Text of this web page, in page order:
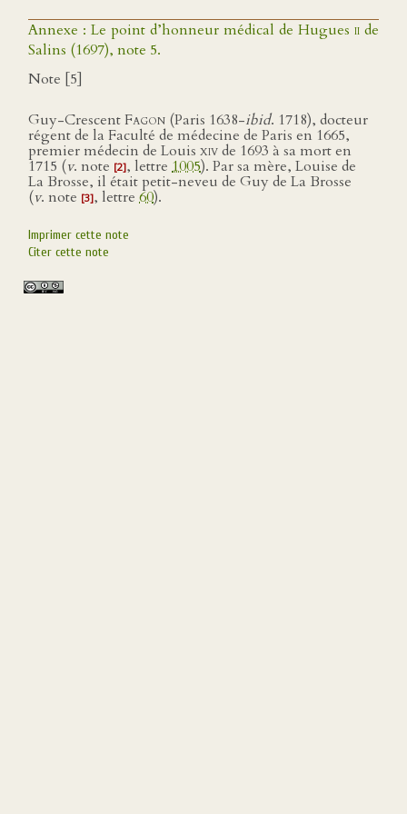
Annexe : Le point d’honneur médical de Hugues ii de
Salins (1697), note 5.
Note [5]
Guy-CrescentFagon (Paris 1638-ibid. 1718), docteur
régent de la Faculté de médecine de Paris en 1665,
premier médecin de Louis xivde 1693 à sa mort en
1715 (v. note [2], lettre 1005). Par sa mère, Louise de
La Brosse, il était petit-neveu de Guy de La Brosse
(v. note [3], lettre 60).
Imprimer cette note
Citer cette note